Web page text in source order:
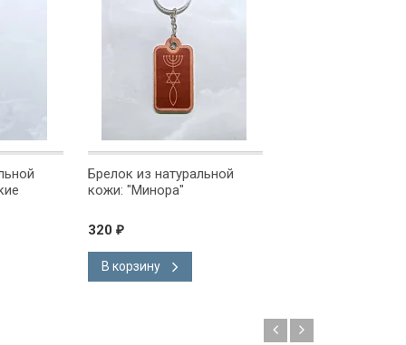
Брелок из натуральной
кожи: "Минора"
320 ₽
В корзину